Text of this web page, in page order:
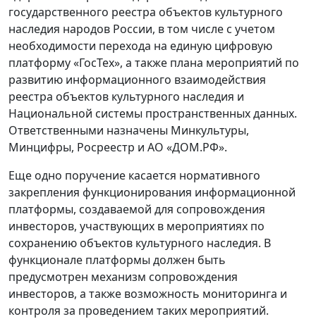
государственного реестра объектов культурного
наследия народов России, в том числе с учетом
необходимости перехода на единую цифровую
платформу «ГосТех», а также плана мероприятий по
развитию информационного взаимодействия
реестра объектов культурного наследия и
Национальной системы пространственных данных.
Ответственными назначены Минкультуры,
Минцифры, Росреестр и АО «ДОМ.РФ».
Еще одно поручение касается нормативного
закрепления функционирования информационной
платформы, создаваемой для сопровождения
инвесторов, участвующих в мероприятиях по
сохранению объектов культурного наследия. В
функционале платформы должен быть
предусмотрен механизм сопровождения
инвесторов, а также возможность мониторинга и
контроля за проведением таких мероприятий.